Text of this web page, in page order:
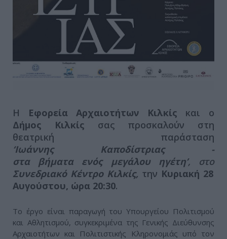
Η Εφορεία Αρχαιοτήτων Κιλκίς και ο
Δήμος Κιλκίς σας προσκαλούν στη
θεατρική παράσταση
‘Ιωάννης Καποδίστριας -
στα βήματα ενός μεγάλου ηγέτη’, στο
Συνεδριακό Κέντρο Κιλκίς, την Κυριακή 28
Αυγούστου, ώρα 20:30.
Το έργο είναι παραγωγή του Υπουργείου Πολιτισμού
και Αθλητισμού, συγκεκριμένα της Γενικής Διεύθυνσης
Αρχαιοτήτων και Πολιτιστικής Κληρονομιάς υπό τον